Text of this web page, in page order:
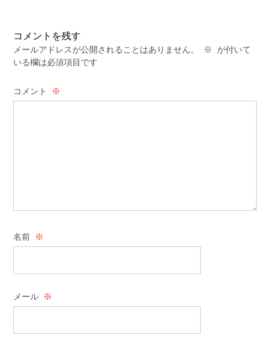
コメントを残す
メールアドレスが公開されることはありません。 ※
が付いて
いる欄は必須項目です
コメント ※
名前 ※
メール ※